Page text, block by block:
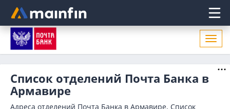
Главное меню
Список отделений Почта Банка в
Армавире
Адреса отделений Почта Банка в Армавире. Список